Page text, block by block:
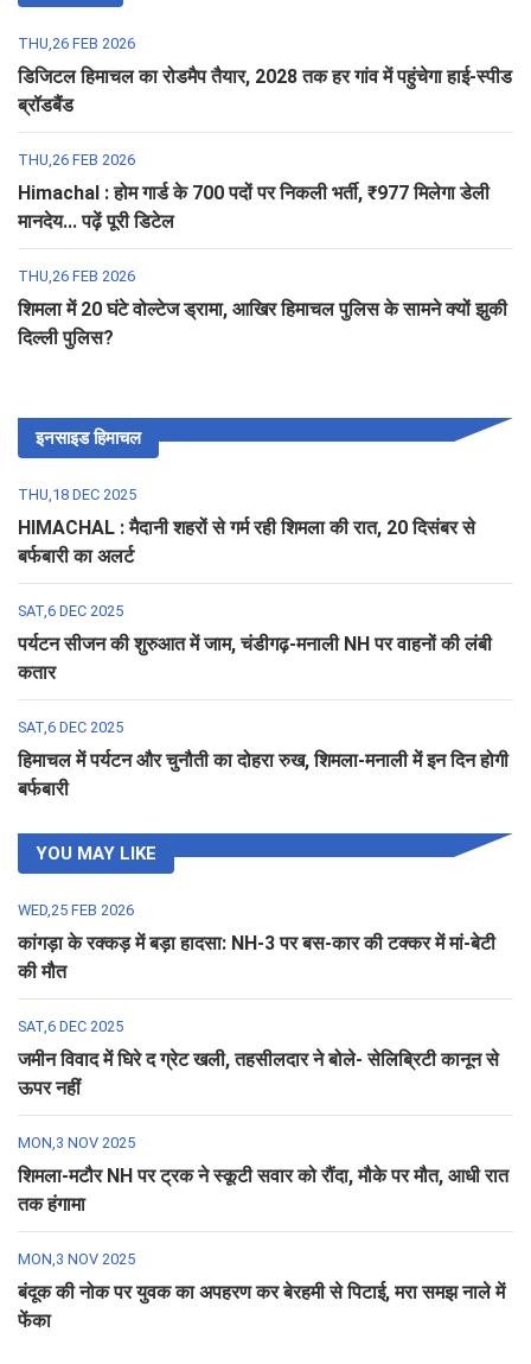
THU,26 FEB 2026
डिजिटल हिमाचल का रोडमैप तैयार, 2028 तक हर गांव में पहुंचेगा हाई-स्पीड
ब्रॉडबैंड
THU,26 FEB 2026
Himachal : होम गार्ड के 700 पदों पर निकली भर्ती, ₹977 मिलेगा डेली
मानदेय... पढ़ें पूरी डिटेल
THU,26 FEB 2026
शिमला में 20 घंटे वोल्टेज ड्रामा, आखिर हिमाचल पुलिस के सामने क्यों झुकी
दिल्ली पुलिस?
इनसाइड हिमाचल
THU,18 DEC 2025
HIMACHAL : मैदानी शहरों से गर्म रही शिमला की रात, 20 दिसंबर से
बर्फबारी का अलर्ट
SAT,6 DEC 2025
पर्यटन सीजन की शुरुआत में जाम, चंडीगढ़-मनाली NH पर वाहनों की लंबी
कतार
SAT,6 DEC 2025
हिमाचल में पर्यटन और चुनौती का दोहरा रुख, शिमला-मनाली में इन दिन होगी
बर्फबारी
YOU MAY LIKE
WED,25 FEB 2026
कांगड़ा के रक्कड़ में बड़ा हादसा: NH-3 पर बस-कार की टक्कर में मां-बेटी
की मौत
SAT,6 DEC 2025
जमीन विवाद में घिरे द ग्रेट खली, तहसीलदार ने बोले- सेलिब्रिटी कानून से
ऊपर नहीं
MON,3 NOV 2025
शिमला-मटौर NH पर ट्रक ने स्कूटी सवार को रौंदा, मौके पर मौत, आधी रात
तक हंगामा
MON,3 NOV 2025
बंदूक की नोक पर युवक का अपहरण कर बेरहमी से पिटाई, मरा समझ नाले में
फेंका